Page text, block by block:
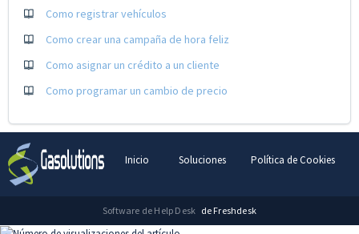
Como registrar vehículos
Como crear una campaña de hora feliz
Como asignar un crédito a un cliente
Como programar un cambio de precio
Inicio Soluciones Política de Cookies
Software de Help Desk de Freshdesk